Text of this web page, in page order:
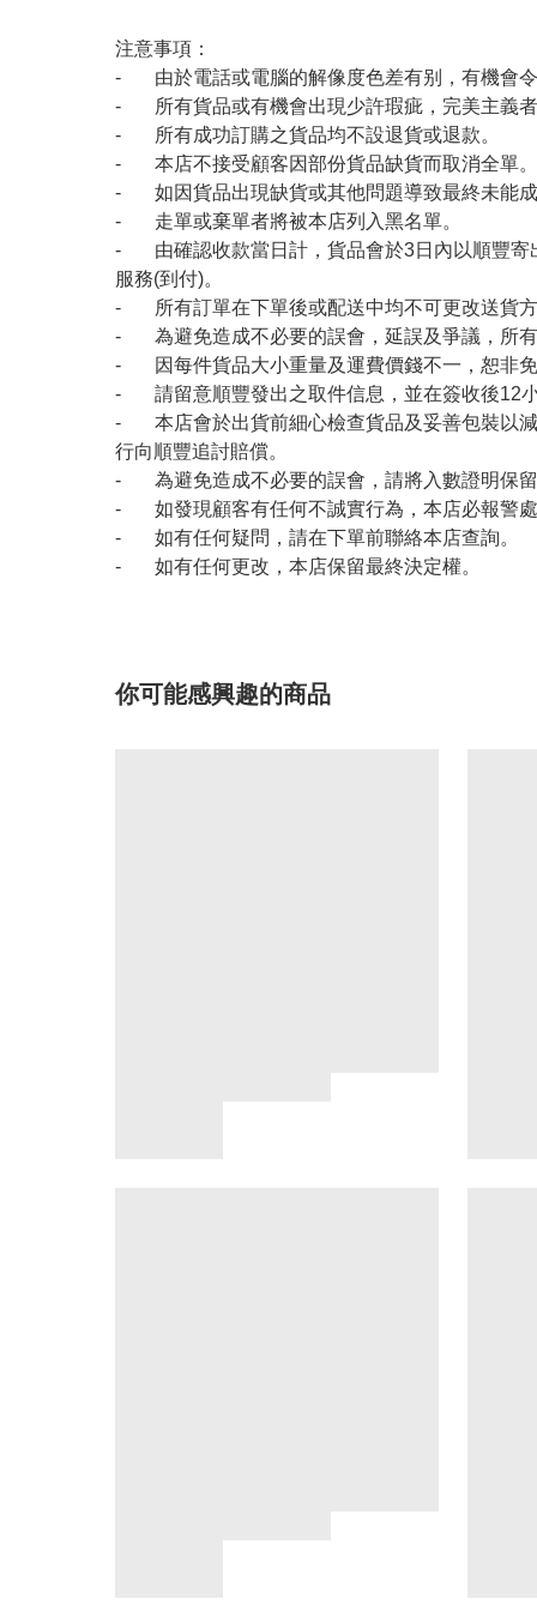
注意事項：
- 由於電話或電腦的解像度色差有别，有機會令
- 所有貨品或有機會出現少許瑕疵，完美主義
- 所有成功訂購之貨品均不設退貨或退款。
- 本店不接受顧客因部份貨品缺貨而取消全單。
- 如因貨品出現缺貨或其他問題導致最終未能成
- 走單或棄單者將被本店列入黑名單。
- 由確認收款當日計，貨品會於3日內以順豐寄
服務(到付)。
- 所有訂單在下單後或配送中均不可更改送貨方
- 為避免造成不必要的誤會，延誤及爭議，所
- 因每件貨品大小重量及運費價錢不一，恕非免
- 請留意順豐發出之取件信息，並在簽收後12
- 本店會於出貨前細心檢查貨品及妥善包裝以減
行向順豐追討賠償。
- 為避免造成不必要的誤會，請將入數證明保留
- 如發現顧客有任何不誠實行為，本店必報警
- 如有任何疑問，請在下單前聯絡本店查詢。
- 如有任何更改，本店保留最終決定權。
你可能感興趣的商品